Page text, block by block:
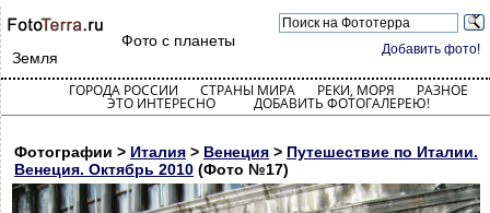
Добавить фото!
Фото с планеты
Земля
ГОРОДА РОССИИ СТРАНЫ МИРА РЕКИ, МОРЯ РАЗНОЕ
ЭТО ИНТЕРЕСНО ДОБАВИТЬ ФОТОГАЛЕРЕЮ!
Фотографии > Италия > Венеция > Путешествие по Италии.
Венеция. Октябрь 2010 (Фото №17)